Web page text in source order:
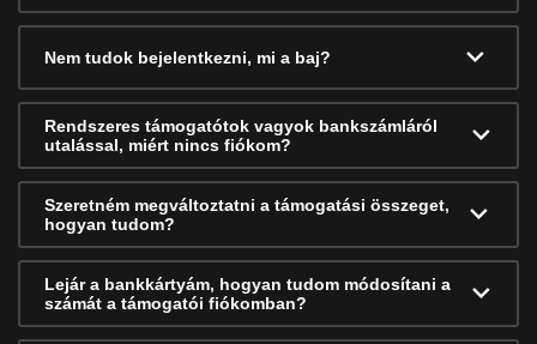
Nem tudok bejelentkezni, mi a baj?
Rendszeres támogatótok vagyok bankszámláról
utalással, miért nincs fiókom?
Szeretném megváltoztatni a támogatási összeget,
hogyan tudom?
Lejár a bankkártyám, hogyan tudom módosítani a
számát a támogatói fiókomban?